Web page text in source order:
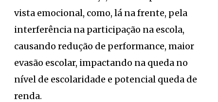
vista emocional, como, lá na frente, pela
interferência na participação na escola,
causando redução de performance, maior
evasão escolar, impactando na queda no
nível de escolaridade e potencial queda de
renda.